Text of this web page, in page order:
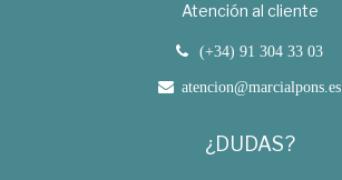
Atención al cliente
(+34) 91 304 33 03
atencion@marcialpons.es
¿DUDAS?